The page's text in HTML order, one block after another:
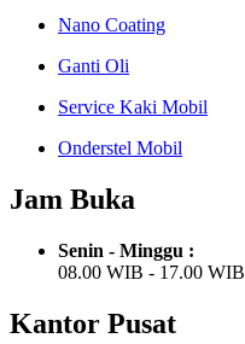
Nano Coating
Ganti Oli
Service Kaki Mobil
Onderstel Mobil
Jam Buka
Senin - Minggu :
08.00 WIB - 17.00 WIB
Kantor Pusat